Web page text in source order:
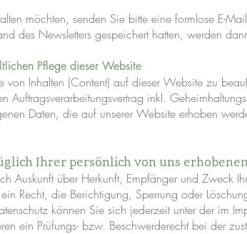
möchten, senden Sie bitte eine formlose E-
des Newsletters gespeichert hatten, werden
Pflege dieser Website
von Inhalten (Content) auf dieser Website zu
Auftragsverarbeitungsvertrag inkl.
Daten, die auf unserer Website erhoben
Ihrer persönlich von uns
Auskunft über Herkunft, Empfänger und Zweck
Recht, die Berichtigung, Sperrung oder
können Sie sich jederzeit unter der im
ein Prüfungs- bzw. Beschwerderecht bei der